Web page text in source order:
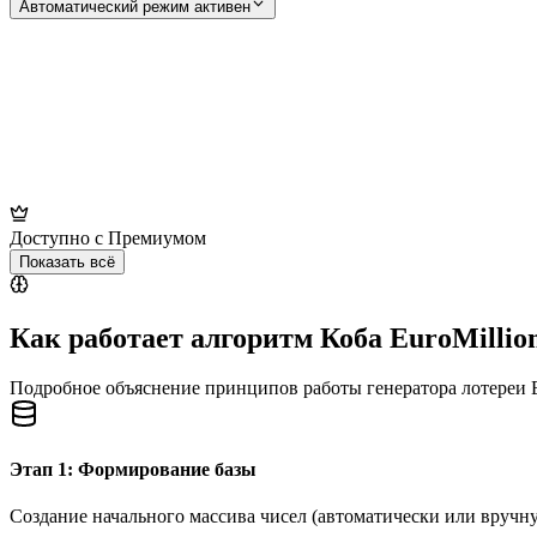
Автоматический режим активен
Доступно с Премиумом
Показать всё
Как работает алгоритм Коба
Подробное объяснение принципов работы генератора лотереи
Этап 1: Формирование базы
Создание начального массива чисел (автоматически или